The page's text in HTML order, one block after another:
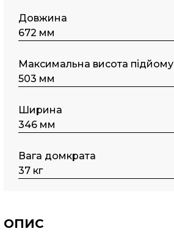
Довжина
672 мм
Максимальна висота підйому
503 мм
Ширина
346 мм
Вага домкрата
37 кг
ОПИС